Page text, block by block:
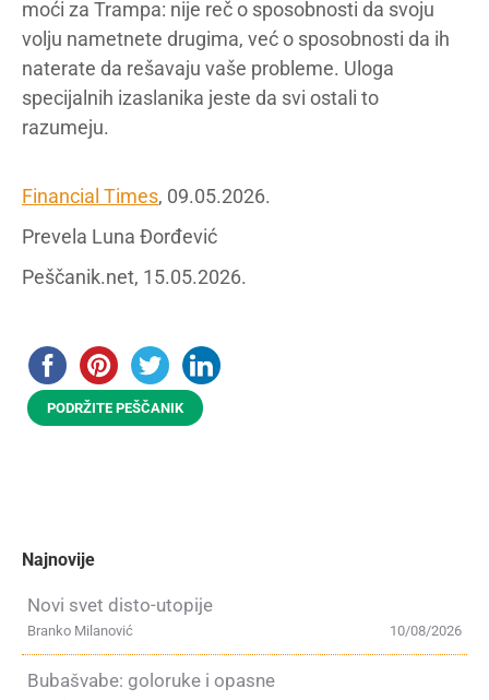
moći za Trampa: nije reč o sposobnosti da svoju
volju nametnete drugima, već o sposobnosti da ih
naterate da rešavaju vaše probleme. Uloga
specijalnih izaslanika jeste da svi ostali to
razumeju.
Financial Times, 09.05.2026.
Prevela Luna Đorđević
Peščanik.net, 15.05.2026.
PODRŽITE PEŠČANIK
Najnovije
Novi svet disto-utopije
10/08/2026
Branko Milanović
Bubašvabe: goloruke i opasne